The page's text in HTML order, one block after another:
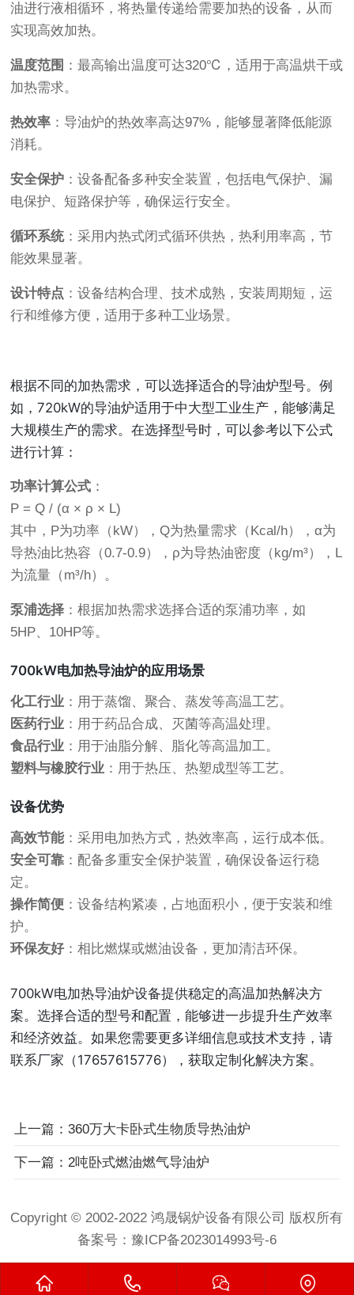
油进行液相循环，将热量传递给需要加热的设备，从而
实现高效加热。
温度范围 ：最高输出温度可达320℃，适用于高温烘干或
加热需求。
热效率 ：导油炉的热效率高达97%，能够显著降低能源
消耗。
安全保护 ：设备配备多种安全装置，包括电气保护、漏
电保护、短路保护等，确保运行安全。
循环系统：采用内热式闭式循环供热，热利用率高，节
能效果显著。
设计特点 ：设备结构合理、技术成熟，安装周期短，运
行和维修方便，适用于多种工业场景。
根据不同的加热需求，可以选择适合的导油炉型号。例
如，720kW的导油炉适用于中大型工业生产，能够满足
大规模生产的需求。在选择型号时，可以参考以下公式
进行计算：
功率计算公式 ：
P = Q / (α × ρ × L)
其中，P为功率（kW），Q为热量需求（Kcal/h），α为
导热油比热容（0.7-0.9），ρ为导热油密度（kg/m³），L
为流量（m³/h）。
泵浦选择 ：根据加热需求选择合适的泵浦功率，如
5HP、10HP等。
700kW电加热导油炉的应用场景
化工行业 ：用于蒸馏、聚合、蒸发等高温工艺。
医药行业 ：用于药品合成、灭菌等高温处理。
食品行业 ：用于油脂分解、脂化等高温加工。
塑料与橡胶行业 ：用于热压、热塑成型等工艺。
设备优势
高效节能：采用电加热方式，热效率高，运行成本低。
安全可靠 ：配备多重安全保护装置，确保设备运行稳
定。
操作简便 ：设备结构紧凑，占地面积小，便于安装和维
护。
环保友好：相比燃煤或燃油设备，更加清洁环保。
700kW电加热导油炉设备提供稳定的高温加热解决方
案。选择合适的型号和配置，能够进一步提升生产效率
和经济效益。如果您需要更多详细信息或技术支持，请
联系厂家（17657615776），获取定制化解决方案。
上一篇：360万大卡卧式生物质导热油炉
下一篇：2吨卧式燃油燃气导油炉
Copyright © 2002-2022 鸿晟锅炉设备有限公司 版权所有
备案号： 豫ICP备2023014993号-6